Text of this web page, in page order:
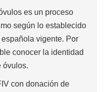
es un proceso
según lo establecido
vigente. Por
conocer la identidad
óvulos.
con donación de